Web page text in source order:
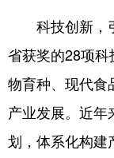
English
Русский
Deutsch
科技创新，
省获奖的28项
物育种、现代食
产业发展。近
划，体系化构建